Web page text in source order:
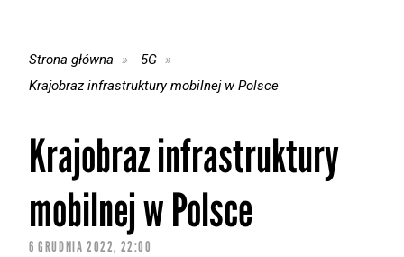
Strona główna
5G
Krajobraz infrastruktury mobilnej w Polsce
Krajobraz infrastruktury
mobilnej w Polsce
6 GRUDNIA 2022, 22:00